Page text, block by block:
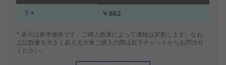
1 + ￥862
* 表示は参考価格です。ご購入数量によって価格は変動します。なお、
上記数量を大きく超える大量ご購入の際は右下チャットからお問合せ
ください。